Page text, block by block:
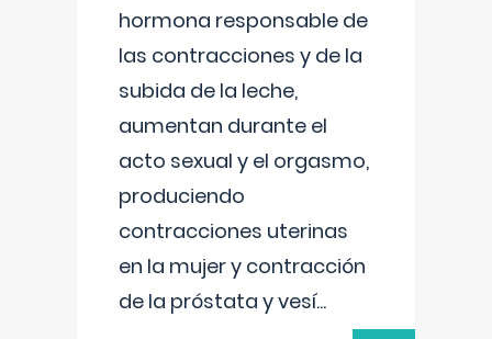
hormona responsable de
las contracciones y de la
subida de la leche,
aumentan durante el
acto sexual y el orgasmo,
produciendo
contracciones uterinas
en la mujer y contracción
de la próstata y vesí...